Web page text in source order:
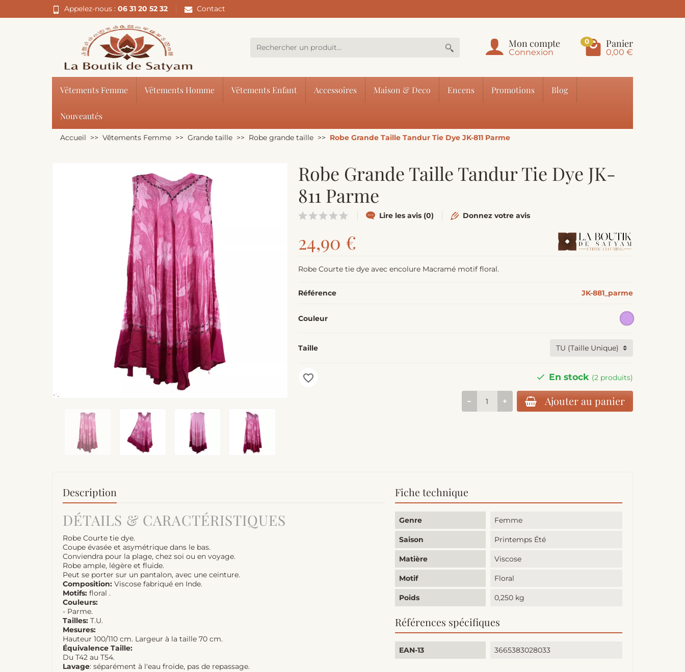
Appelez-nous : 06 31 20 52 32 Contact
Mon compte
Connexion
0 Panier
0,00 €
Vêtements Femme Vêtements Homme Vêtements Enfant Accessoires Maison & Deco Encens Promotions Blog
Nouveautés
Accueil Vêtements Femme Grande taille Robe grande taille Robe Grande Taille Tandur Tie Dye JK-811 Parme
Robe Grande Taille Tandur Tie Dye JK-
811 Parme
Lire les avis (0) Donnez votre avis
24,90 €
Robe Courte tie dye avec encolure Macramé motif floral.
Référence JK-881_parme
Couleur
Taille
En stock (2 produits)
Ajouter au panier
favorite_border
Description
DÉTAILS & CARACTÉRISTIQUES
Robe Courte tie dye.
Coupe évasée et asymétrique dans le bas.
Conviendra pour la plage, chez soi ou en voyage.
Robe ample, légère et fluide.
Peut se porter sur un pantalon, avec une ceinture.
Composition: Viscose fabriqué en Inde.
Motifs: floral .
Couleurs:
- Parme.
Tailles: T.U.
Mesures:
Hauteur 100/110 cm. Largeur à la taille 70 cm.
Équivalence Taille:
Du T42 au T54.
Lavage: séparément à l'eau froide, pas de repassage.
Fiche technique
Genre Femme
Saison Printemps Été
Matière Viscose
Motif Floral
Poids 0,250 kg
Références spécifiques
EAN-13 3665383028033